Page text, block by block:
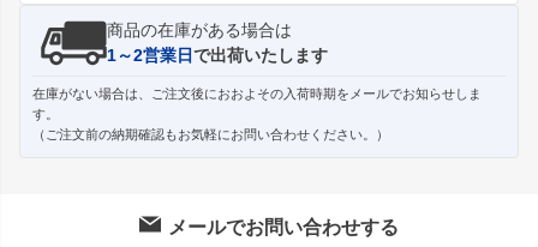
商品の在庫がある場合は
1～2営業日で出荷いたします
在庫がない場合は、ご注文後におおよその入荷時期をメールでお知らせしま
す。
（ご注文前の納期確認もお気軽にお問い合わせください。）
メールでお問い合わせする